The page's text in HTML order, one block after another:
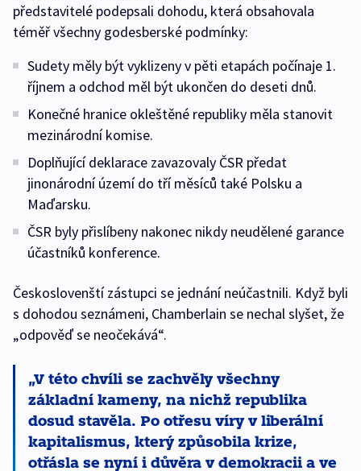
představitelé podepsali dohodu, která obsahovala
téměř všechny godesberské podmínky:
Sudety měly být vyklizeny v pěti etapách počínaje 1.
říjnem a odchod měl být ukončen do deseti dnů.
Konečné hranice okleštěné republiky měla stanovit
mezinárodní komise.
Doplňující deklarace zavazovaly ČSR předat
jinonárodní území do tří měsíců také Polsku a
Maďarsku.
ČSR byly přislíbeny nakonec nikdy neudělené garance
účastníků konference.
Českoslovenští zástupci se jednání neúčastnili. Když byli
s dohodou seznámeni, Chamberlain se nechal slyšet, že
„odpověď se neočekává“.
V této chvíli se zachvěly všechny
základní kameny, na nichž republika
dosud stavěla. Po otřesu víry v liberální
kapitalismus, který způsobila krize,
otřásla se nyní i důvěra v demokracii a ve